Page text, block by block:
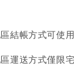
結帳方式可使用
運送方式僅限宅